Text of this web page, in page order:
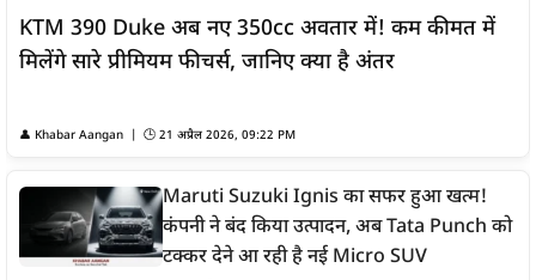
KTM 390 Duke अब नए 350cc अवतार में! कम कीमत में
मिलेंगे सारे प्रीमियम फीचर्स, जानिए क्या है अंतर
👤 Khabar Aangan | 🕒 21 अप्रैल 2026, 09:22 PM
Maruti Suzuki Ignis का सफर हुआ खत्म!
कंपनी ने बंद किया उत्पादन, अब Tata Punch को
टक्कर देने आ रही है नई Micro SUV